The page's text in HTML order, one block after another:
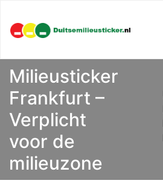
Milieusticker
Frankfurt –
Verplicht
voor de
milieuzone